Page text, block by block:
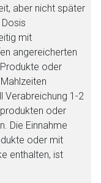
aber nicht später
mit
angereicherten
oder
Verabreichung 1-2
oder
Die Einnahme
oder mit
enthalten, ist